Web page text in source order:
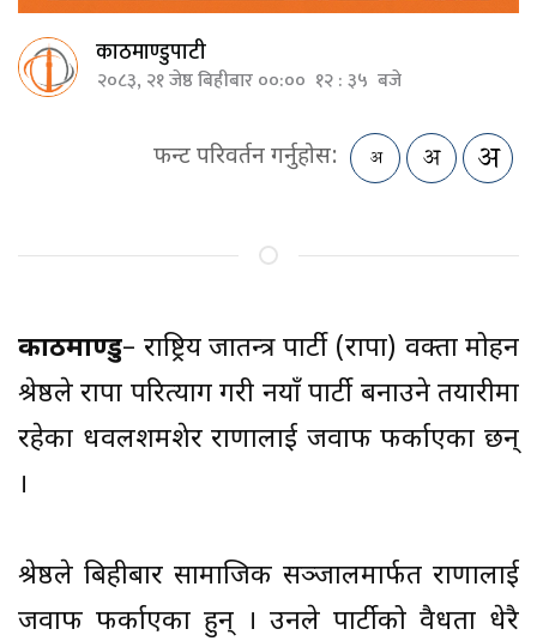
काठमाण्डुपाटी
२०८३, २१ जेष्ठ बिहीबार ००:०० १२ : ३५ बजे
फन्ट परिवर्तन गर्नुहोस:
काठमाण्डु– राष्ट्रिय प्रजातन्त्र पार्टी (राप्रपा) प्रवक्ता मोहन
श्रेष्ठले राप्रपा परित्याग गरी नयाँ पार्टी बनाउने तयारीमा
रहेका धवलशमशेर राणालाई जवाफ फर्काएका छन्
।
श्रेष्ठले बिहीबार सामाजिक सञ्जालमार्फत राणालाई
जवाफ फर्काएका हुन् । उनले पार्टीको वैधता धेरै